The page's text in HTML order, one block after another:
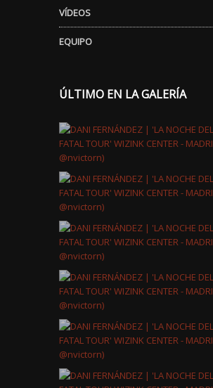
VÍDEOS
EQUIPO
ÚLTIMO EN LA GALERÍA